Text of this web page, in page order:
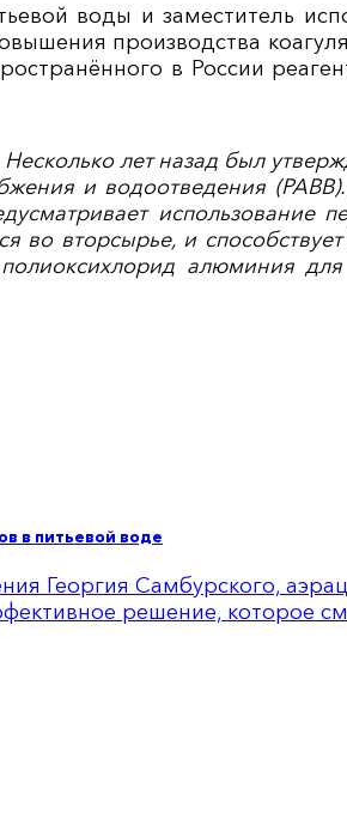
воды и заместитель
производства
в России
лет назад был
и водоотведения
использование
во вторсырье, и
алюминия
в питьевой воде
Георгия Самбурского,
решение, которое